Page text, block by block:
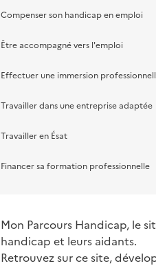
Compenser son handicap en emploi
Être accompagné vers l'emploi
Effectuer une immersion
Travailler dans une entreprise adaptée
Travailler en Ésat
Financer sa formation professionnelle
Mon Parcours Handicap, le
handicap et leurs aidants.
Retrouvez sur ce site,